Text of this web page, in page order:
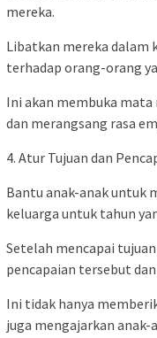
mereka.
Libatkan mereka dalam
terhadap orang-orang
Ini akan membuka
dan merangsang rasa
4. Atur Tujuan dan
Bantu anak-anak untuk
keluarga untuk tahun
Setelah mencapai
pencapaian tersebut
Ini tidak hanya
juga mengajarkan